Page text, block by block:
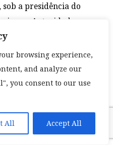
browsing experience,
and analyze our
you consent to our use
All Accept All
sob a presidência do
isso, a Autoridade
(UNTAC)
do país por dois anos,
país passou a se chamar
voltou a ser
fez com que o Khmer
mesa de negociações